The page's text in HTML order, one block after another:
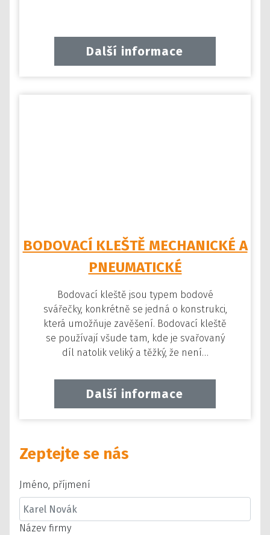
Další informace
BODOVACÍ KLEŠTĚ MECHANICKÉ A
PNEUMATICKÉ
Bodovací kleště jsou typem bodové
svářečky, konkrétně se jedná o konstrukci,
která umožňuje zavěšení. Bodovací kleště
se používají všude tam, kde je svařovaný
díl natolik veliký a těžký, že není…
Další informace
Zeptejte se nás
Jméno, příjmení
Název firmy